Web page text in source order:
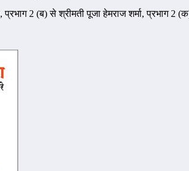
2 (ब) से श्रीमती पूजा हेमराज शर्मा,